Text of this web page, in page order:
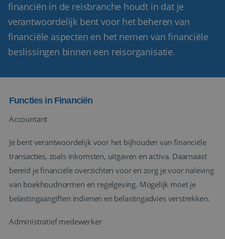
financiën in de reisbranche houdt in dat je
verantwoordelijk bent voor het beheren van
financiële aspecten en het nemen van financiële
beslissingen binnen een reisorganisatie.
Functies in Financiën
Accountant
Je bent verantwoordelijk voor het bijhouden van financiële
transacties, zoals inkomsten, uitgaven en activa. Daarnaast
bereid je financiële overzichten voor en zorg je voor naleving
van boekhoudnormen en regelgeving. Mogelijk moet je
belastingaangiften indienen en belastingadvies verstrekken.
Administratief medewerker